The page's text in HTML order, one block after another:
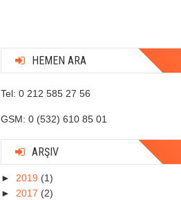
HEMEN ARA
Tel: 0 212 585 27 56
GSM: 0 (532) 610 85 01
ARŞIV
► 2019 (1)
► 2017 (2)